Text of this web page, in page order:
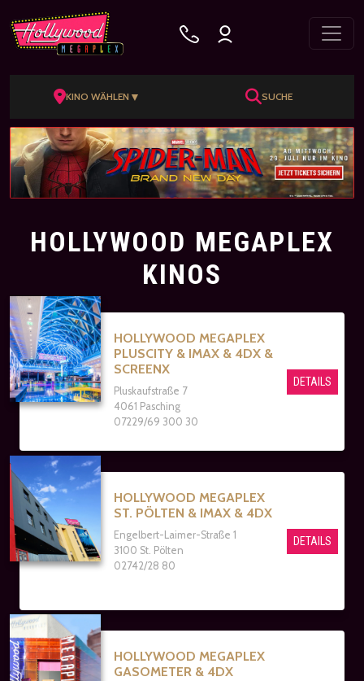
KINO WÄHLEN ▼ SUCHE
HOLLYWOOD MEGAPLEX
KINOS
HOLLYWOOD MEGAPLEX
PLUSCITY & IMAX & 4DX &
SCREENX
Pluskaufstraße 7
4061 Pasching
07229/69 300 30
DETAILS
HOLLYWOOD MEGAPLEX
ST. PÖLTEN & IMAX & 4DX
Engelbert-Laimer-Straße 1
3100 St. Pölten
02742/28 80
DETAILS
HOLLYWOOD MEGAPLEX
GASOMETER & 4DX